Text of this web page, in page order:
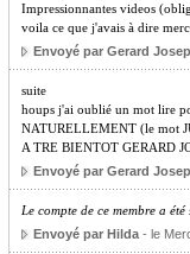
Impressionnantes videos
voila ce que j'avais à dire
Envoyé par Gerard
suite
houps j'ai oublié un mot lire
NATURELLEMENT (le mot
A TRE BIENTOT GERARD
Envoyé par Gerard
Le compte de ce membre a été
Envoyé par Hilda- le